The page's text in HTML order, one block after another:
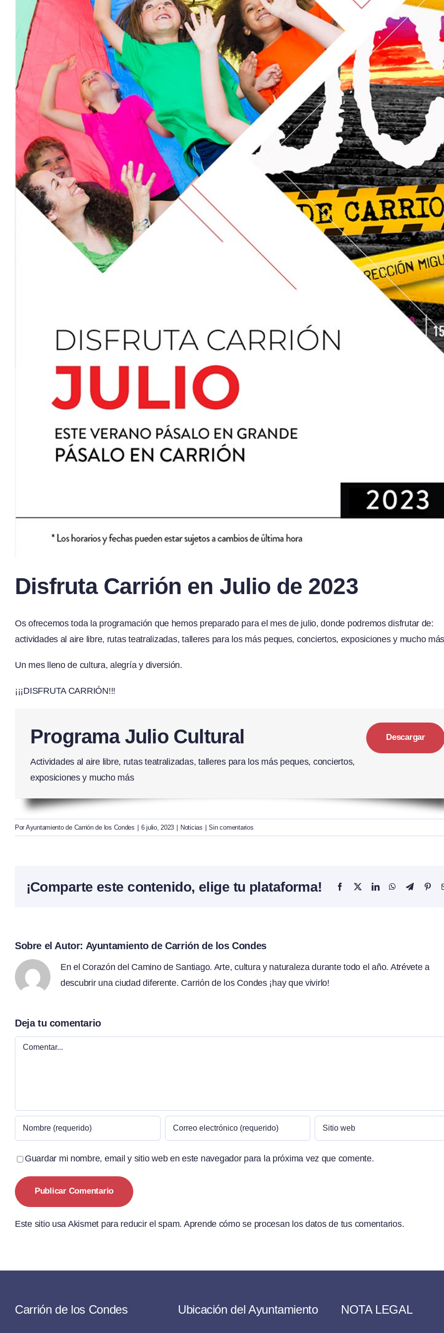
Disfruta Carrión en Julio de 2023
Os ofrecemos toda la programación que hemos preparado para el mes de julio, donde podremos disfrutar de:
actividades al aire libre, rutas teatralizadas, talleres para los más peques, conciertos, exposiciones y mucho
Un mes lleno de cultura, alegría y diversión.
¡¡¡DISFRUTA CARRIÓN!!!
Descargar
Programa Julio Cultural
Actividades al aire libre, rutas teatralizadas, talleres para los más peques, conciertos,
exposiciones y mucho más
Por Ayuntamiento de Carrión de los Condes 6 julio, 2023 Noticias Sin comentarios
¡Comparte este contenido, elige tu plataforma! Facebook
X LinkedInWhatsApp
Telegram
Sobre el Autor: Ayuntamiento de Carrión de los Condes
En el Corazón del Camino de Santiago. Arte, cultura y naturaleza durante todo el año. Atrévete a
descubrir una ciudad diferente. Carrión de los Condes ¡hay que vivirlo!
Deja tu comentario
Comentar
Guardar mi nombre, email y sitio web en este navegador para la próxima vez que comente.
Este sitio usa Akismet para reducir el spam. Aprende cómo se procesan los datos de tus comentarios.
Carrión de los Condes Ubicación del Ayuntamiento NOTA LEGAL